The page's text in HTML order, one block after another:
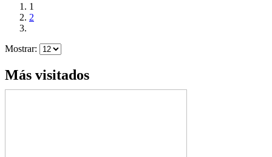
1
2
Mostrar:
Más visitados